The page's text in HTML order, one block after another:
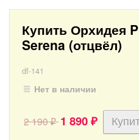
Купить Орхидея
Serena (отцвёл)
df-141
Нет в наличии
2 190₽ 1 890 ₽